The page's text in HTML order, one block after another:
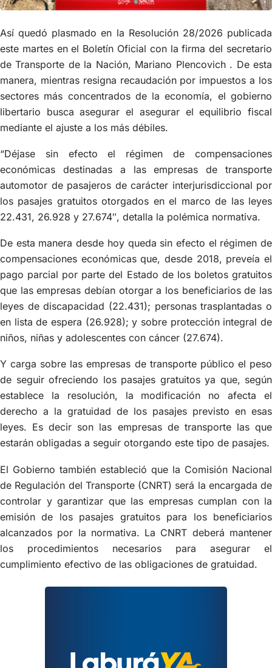
Así quedó plasmado en la Resolución 28/2026 publicada
este martes en el Boletín Oficial con la firma del secretario
de Transporte de la Nación, Mariano Plencovich . De esta
manera, mientras resigna recaudación por impuestos a los
sectores más concentrados de la economía, el gobierno
libertario busca asegurar el asegurar el equilibrio fiscal
mediante el ajuste a los más débiles.
“Déjase sin efecto el régimen de compensaciones
económicas destinadas a las empresas de transporte
automotor de pasajeros de carácter interjurisdiccional por
los pasajes gratuitos otorgados en el marco de las leyes
22.431, 26.928 y 27.674″, detalla la polémica normativa.
De esta manera desde hoy queda sin efecto el régimen de
compensaciones económicas que, desde 2018, preveía el
pago parcial por parte del Estado de los boletos gratuitos
que las empresas debían otorgar a los beneficiarios de las
leyes de discapacidad (22.431); personas trasplantadas o
en lista de espera (26.928); y sobre protección integral de
niños, niñas y adolescentes con cáncer (27.674).
Y carga sobre las empresas de transporte público el peso
de seguir ofreciendo los pasajes gratuitos ya que, según
establece la resolución, la modificación no afecta el
derecho a la gratuidad de los pasajes previsto en esas
leyes. Es decir son las empresas de transporte las que
estarán obligadas a seguir otorgando este tipo de pasajes.
El Gobierno también estableció que la Comisión Nacional
de Regulación del Transporte (CNRT) será la encargada de
controlar y garantizar que las empresas cumplan con la
emisión de los pasajes gratuitos para los beneficiarios
alcanzados por la normativa. La CNRT deberá mantener
los procedimientos necesarios para asegurar el
cumplimiento efectivo de las obligaciones de gratuidad.